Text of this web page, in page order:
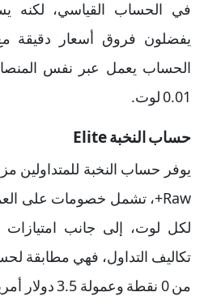
في الحساب القياسي، لكنه
يفضلون فروق أسعار دقيقة
الحساب يعمل عبر نفس
0.01 لوت.
حساب النخبة Elite
يوفر حساب النخبة للمتداولين
من 0 نقطة